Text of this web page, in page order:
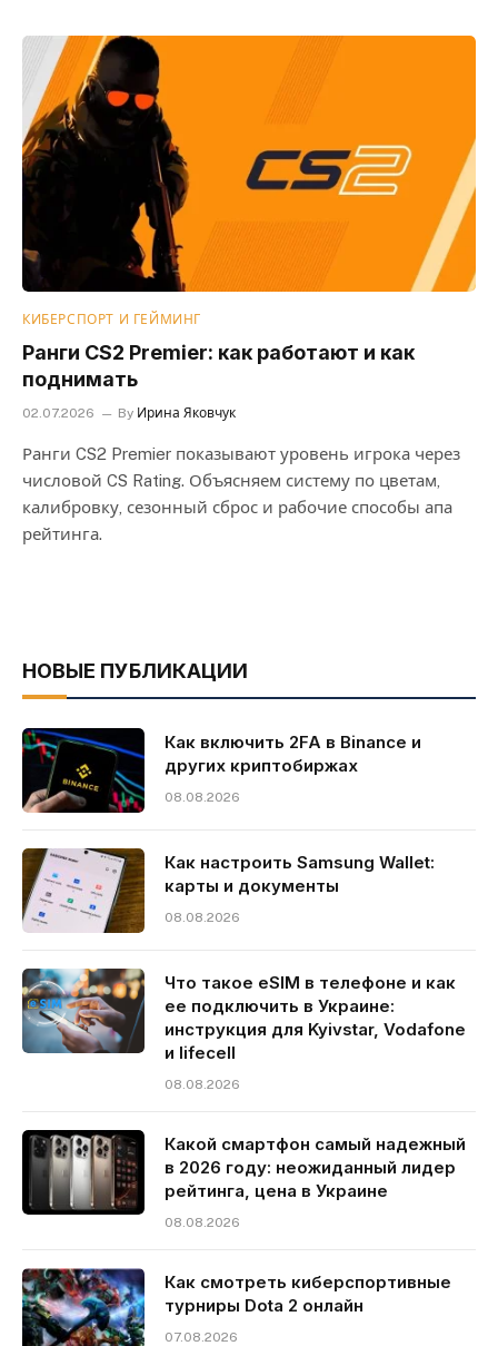
КИБЕРСПОРТ И ГЕЙМИНГ
Ранги CS2 Premier: как работают и как
поднимать
02.07.2026 By Ирина Яковчук
Ранги CS2 Premier показывают уровень игрока через
числовой CS Rating. Объясняем систему по цветам,
калибровку, сезонный сброс и рабочие способы апа
рейтинга.
НОВЫЕ ПУБЛИКАЦИИ
Как включить 2FA в Binance и
других криптобиржах
08.08.2026
Как настроить Samsung Wallet:
карты и документы
08.08.2026
Что такое eSIM в телефоне и как
ее подключить в Украине:
инструкция для Kyivstar, Vodafone
и lifecell
08.08.2026
Какой смартфон самый надежный
в 2026 году: неожиданный лидер
рейтинга, цена в Украине
08.08.2026
Как смотреть киберспортивные
турниры Dota 2 онлайн
07.08.2026